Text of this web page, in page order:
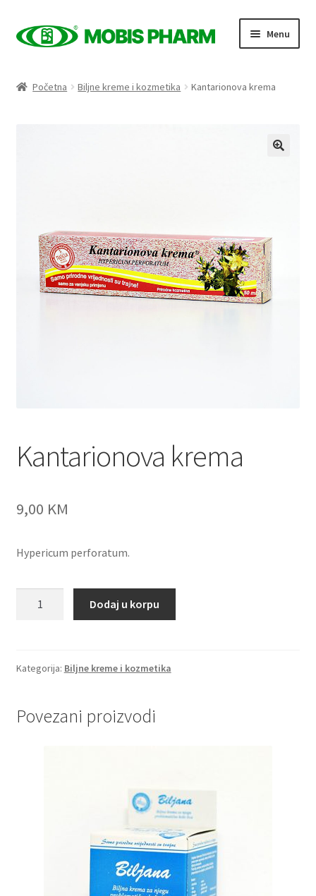
Skip
to
Skip
to
Menu
Expand
Početna Biljne kreme i kozmetika Kantarionova krema
Kantarionova krema
9,00 KM
Hypericum perforatum.
Dodaj u korpu
Kategorija: Biljne kreme i kozmetika
Povezani proizvodi